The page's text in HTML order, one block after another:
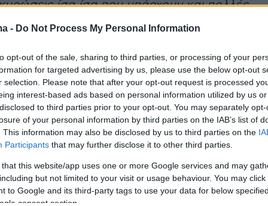
- Do Not Process My Personal Information
opt-out of the sale, sharing to third parties, or processing of your
for targeted advertising by us, please use the below opt-out
selection. Please note that after your opt-out request is processed
interest-based ads based on personal information utilized by us
to third parties prior to your opt-out. You may separately
of your personal information by third parties on the IAB’s list of
This information may also be disclosed by us to third parties on the
Participants that may further disclose it to other third parties.
that this website/app uses one or more Google services and may
but not limited to your visit or usage behaviour. You may
to Google and its third-party tags to use your data for below
consent section.
ίσα ίσα που υπάρχουν και πολλές
τις ημέρες οι λίγοι τουρίστες που
νησί, οι περισσότεροι έχουν φύγει
σε ό,τι αφορά τα airbnb. Δεν μπορώ να
τα ξενοδοχεία, στα airbnb βλέπουμε μια
κρατήσεις»,είπε χαρακτηριστικά ο κ. Χίου.
μίλησε στην εκπομπή ο πρόεδρος της
ότι μικροαλλαγές στις κρατήσεις έχουν
και Μάρτιο.